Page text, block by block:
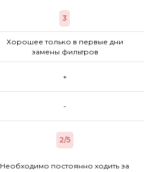
3
Хорошее только в первые дни
замены фильтров
+
-
2/5
Необходимо постоянно ходить за